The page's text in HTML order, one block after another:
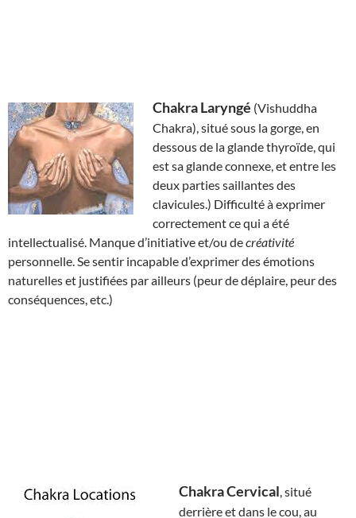
Chakra Laryngé (Vishuddha
Chakra), situé sous la gorge, en
dessous de la glande thyroïde, qui
est sa glande connexe, et entre les
deux parties saillantes des
clavicules.) Difficulté à exprimer
correctement ce qui a été
intellectualisé. Manque d’initiative et/ou decréativité
personnelle. Se sentir incapable d’exprimer des émotions
naturelles et justifiées par ailleurs (peur de déplaire, peur des
conséquences, etc.)
Chakra Cervical, situé
derrière et dans le cou, au